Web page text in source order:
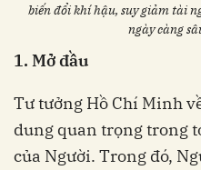
biến đổi khí hậu, suy giảm tài
ngày càng
1. Mở đầu
Tư tưởng Hồ Chí Minh
dung quan trọng trong
của Người. Trong đó,